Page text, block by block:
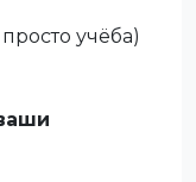
учёба)